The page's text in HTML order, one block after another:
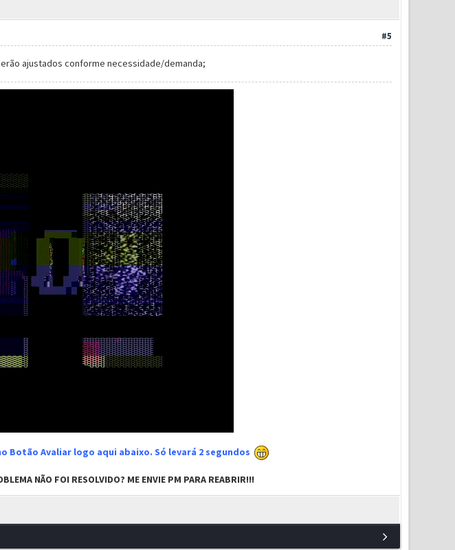
#5
ajustados conforme necessidade/demanda;
Botão Avaliar logo aqui abaixo. Só levará 2 segundos
NÃO FOI RESOLVIDO? ME ENVIE PM PARA REABRIR!!!